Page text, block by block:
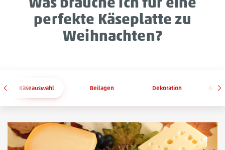
perfekte Käseplatte zu
Weihnachten?
Käseauswahl Beilagen Dekoration